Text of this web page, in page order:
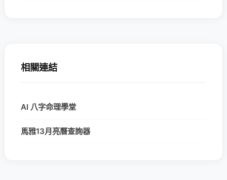
相關連結
AI 八字命理學堂
馬雅13月亮曆查詢器